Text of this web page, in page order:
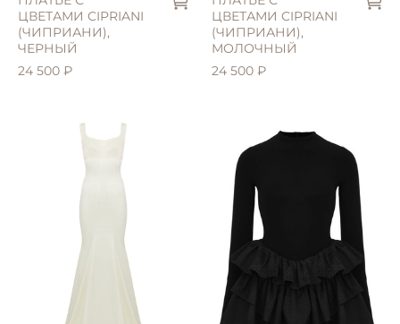
ЦВЕТАМИ CIPRIANI
(ЧИПРИАНИ),
ЧЕРНЫЙ
24 500 ₽
ЦВЕТАМИ CIPRIANI
(ЧИПРИАНИ),
МОЛОЧНЫЙ
24 500 ₽